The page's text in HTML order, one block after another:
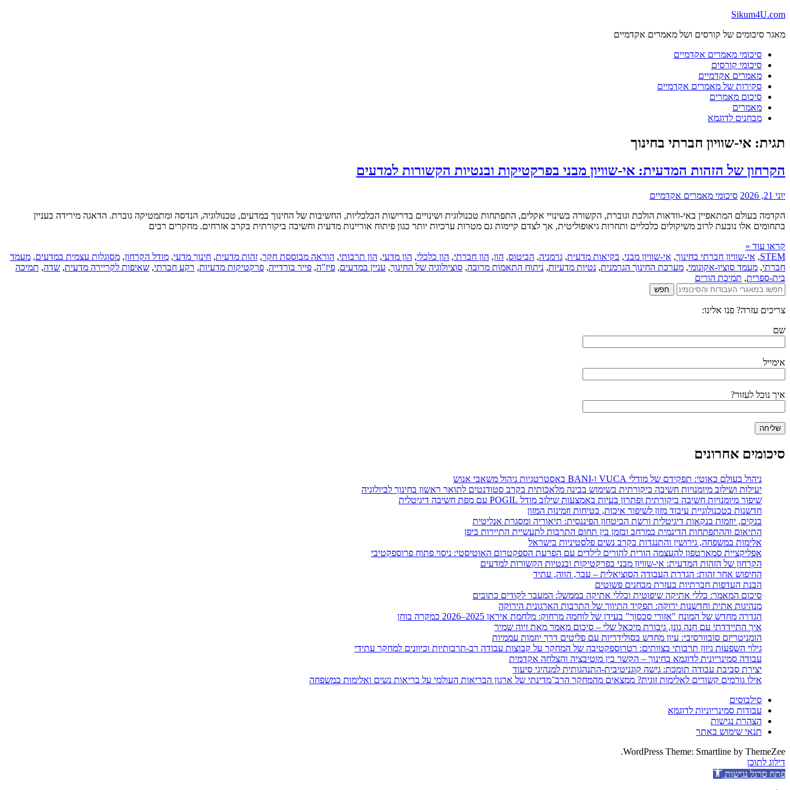
Skip
content
Sikum4U.com
מאגר סיכומים של קורסים ושל מאמרים אקדמיים
סיכומי מאמרים אקדמיים
סיכומי קורסים
מאמרים אקדמיים
סקירות של מאמרים אקדמיים
סיכום מאמרים
מאמרים
מבחנים לדוגמא
תגית: אי-שוויון חברתי בחינוך
הקרחון של הזהות המדעית: אי-שוויון מבני בפרקטיקות ובנטיות הקשורות למדעים
יוני 21, 2026
סיכומי מאמרים אקדמיים
הקדמה בעולם המתאפיין באי-וודאות הולכת וגוברת, הקשורה בשינויי אקלים, התפתחות טכנולוגית ושינויים בדרישות הכלכליות, החשיבות של החינוך במדעים, טכנולוגיה, הנדסה ומתמטיקה גוברת. הדאגה מירידה בעניין
בתחומים אלו נובעת לרוב משיקולים כלכליים ותחרות גיאופוליטית, אך לצדם קיימות גם מטרות ערכיות יותר כגון פיתוח אוריינות מדעית וחשיבה ביקורתית בקרב אזרחים. מחקרים רבים
קראו עוד »
STEM
, אי-שוויון חברתי בחינוך, אי-שוויון מבני, בקיאות מדעית, גרמניה, הביטוס, הון, הון חברתי, הון כלכלי, הון מדעי, הון תרבותי, הוראה מבוססת חקר, זהות מדעית, חינוך מדעי, מודל הקרחון, מסוגלות עצמית במדעים, מעמד
חברתי, מעמד סוציו-אקונומי, מערכת החינוך הגרמנית, נטיות מדעיות, ניתוח התאמות מרובה, סוציולוגיה של החינוך, עניין במדעים, פיז"ה, פייר בורדייה, פרקטיקות מדעיות, רקע חברתי, שאיפות לקריירה מדעית, שדה, תמיכה
בית-ספרית, תמיכת הורים
צריכים עזרה? פנו אלינו:
שם
אימייל
איך נוכל לעזור?
סיכומים אחרונים
ניהול בעולם כאוטי: תפקידם של מודלי VUCA ו-BANI באסטרטגיות ניהול משאבי אנוש
יעילות ושילוב מיומנויות חשיבה ביקורתית בשימוש בבינה מלאכותית בקרב סטודנטים לתואר ראשון בחינוך לביולוגיה
שיפור מיומנויות חשיבה ביקורתית ופתרון בעיות באמצעות שילוב מודל POGIL עם מפת חשיבה דיגיטלית
חדשנות בטכנולוגיית עיבוד מזון לשיפור איכות, בטיחות וזמינות המזון
בנקים, יוזמות בנקאות דיגיטלית ורשת הביטחון הפיננסית: תיאוריה ומסגרת אנליטית
התיאום וההתפתחות הדינמית במרחב ובזמן בין תחום התרבות לתעשיית התיירות ביפן
אלימות במשפחה, גירושין והתנגדות בקרב נשים פלסטיניות בישראל
אפליקציית סמארטפון להעצמה הורית להורים לילדים עם הפרעת הספקטרום האוטיסטי: ניסוי פתוח פרוספקטיבי
הקרחון של הזהות המדעית: אי-שוויון מבני בפרקטיקות ובנטיות הקשורות למדעים
החיפוש אחר זהות: הגדרת העבודה הסוציאלית – עבר, הווה, עתיד
הבנת העדפות חברתיות בעזרת מבחנים פשוטים
סיכום המאמר: כללי אתיקה שיפוטית וכללי אתיקה בממשל: המעבר לקודים כתובים
מנהיגות אתית וחדשנות ירוקה: תפקיד התיווך של התרבות הארגונית הירוקה
הגדרה מחדש של המונח "אזורי סכסוך" בעידן של לוחמה מרחוק: מלחמת איראן 2025–2026 כמקרה בוחן
איך התיידדתי עם חנה גונן, גיבורת מיכאל שלי – סיכום מאמר מאת זיוה שמיר
הומניטריזם סובוורסיבי: עיון מחדש בסולידריות עם פליטים דרך יוזמות עממיות
גילוי השפעות גיוון תרבותי בצוותים: רטרוספקטיבה של המחקר על קבוצות עבודה רב-תרבותיות וכיוונים למחקר עתידי
עבודה סמינריונית לדוגמא בחינוך – הקשר בין מוטיבציה והצלחה אקדמית
יצירת סביבת עבודה תומכת: גישה קוגניטיבית-התנהגותית למנהיגי סיעוד
אילו גורמים קשורים לאלימות זוגית? ממצאים מהמחקר הרב־מדינתי של ארגון הבריאות העולמי על בריאות נשים ואלימות במשפחה
סילבוסים
עבודות סמינריוניות לדוגמא
הצהרת נגישות
תנאי שימוש באתר
WordPress Theme: Smartline by ThemeZee.
דילוג לתוכן
פתח סרגל נגישות